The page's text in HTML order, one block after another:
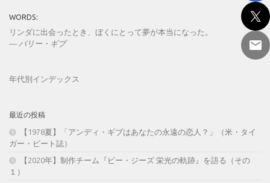
WORDS:
リンダに出会ったとき、ぼくにとって夢が本当になった。
— バリー・ギブ
年代別インデックス
最近の投稿
【1978夏】「アンディ・ギブはあなたの永遠の恋人？」（米・タイ
ガー・ビート誌）
【2020年】制作チーム『ビー・ジーズ 栄光の軌跡』を語る（その
１）